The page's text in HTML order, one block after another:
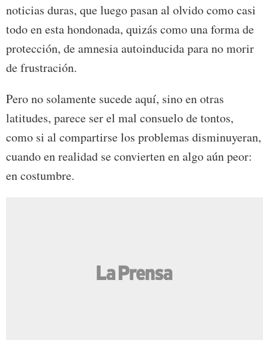
noticias duras, que luego pasan al olvido como casi
todo en esta hondonada, quizás como una forma de
protección, de amnesia autoinducida para no morir
de frustración.
Pero no solamente sucede aquí, sino en otras
latitudes, parece ser el mal consuelo de tontos,
como si al compartirse los problemas disminuyeran,
cuando en realidad se convierten en algo aún peor:
en costumbre.